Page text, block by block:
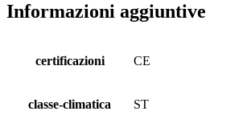
Informazioni aggiuntive
certificazioni CE
classe-climatica ST